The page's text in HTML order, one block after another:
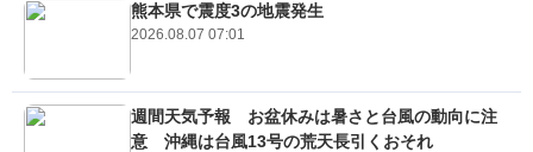
熊本県で震度3の地震発生
2026.08.07 07:01
週間天気予報 お盆休みは暑さと台風の動向に注
意 沖縄は台風13号の荒天長引くおそれ